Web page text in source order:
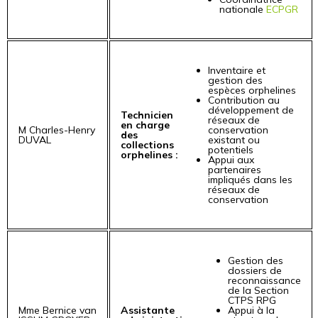
nationale ECPGR
M Charles-Henry
DUVAL
Technicien
en charge
des
collections
orphelines :
Inventaire et
gestion des
espèces orphelines
Contribution au
développement de
réseaux de
conservation
existant ou
potentiels
Appui aux
partenaires
impliqués dans les
réseaux de
conservation
Mme Bernice van Assistante
Gestion des
dossiers de
reconnaissance
de la Section
CTPS RPG
Appui à la